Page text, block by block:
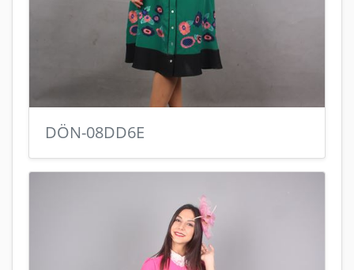
DÖN-08DD6E